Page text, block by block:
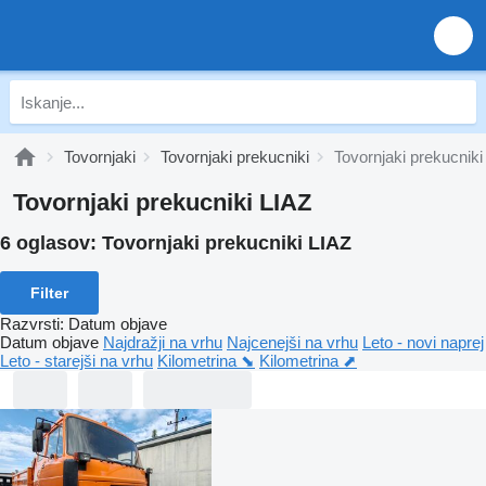
Tovornjaki Tovornjaki prekucniki Tovornjaki
Tovornjaki prekucniki LIAZ
6 oglasov: Tovornjaki prekucniki LIAZ
Filter
Razvrsti: Datum objave
Datum objave Najdražji na vrhu Najcenejši na vrhu Leto - novi naprej
Leto - starejši na vrhu Kilometrina ⬊ Kilometrina ⬈